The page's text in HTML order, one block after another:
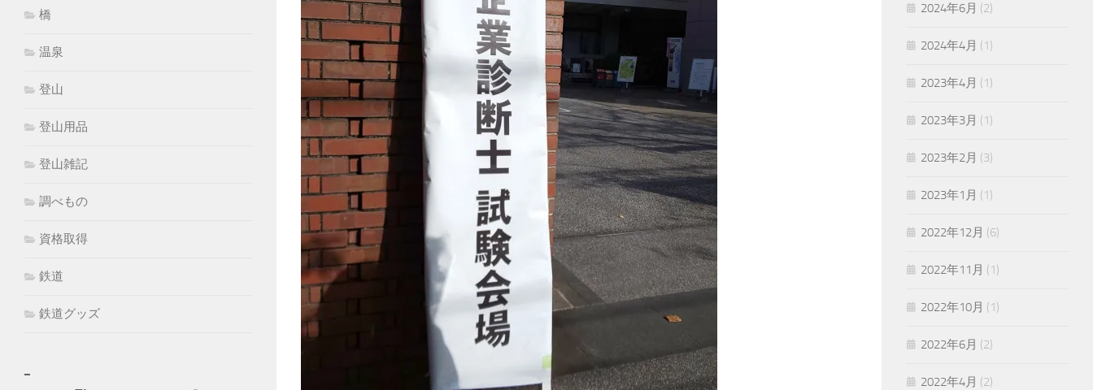
橋
温泉
登山
登山用品
登山雑記
調べもの
資格取得
鉄道
鉄道グッズ
2024年6月 (2)
2024年4月 (1)
2023年4月 (1)
2023年3月 (1)
2023年2月 (3)
2023年1月 (1)
2022年12月 (6)
2022年11月 (1)
2022年10月 (1)
2022年6月 (2)
2022年4月 (2)